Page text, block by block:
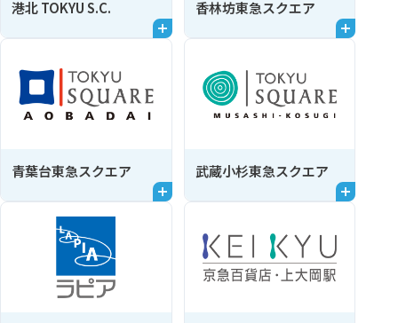
港北 TOKYU S.C. 香林坊東急スクエア
青葉台東急スクエア 武蔵小杉東急スクエア